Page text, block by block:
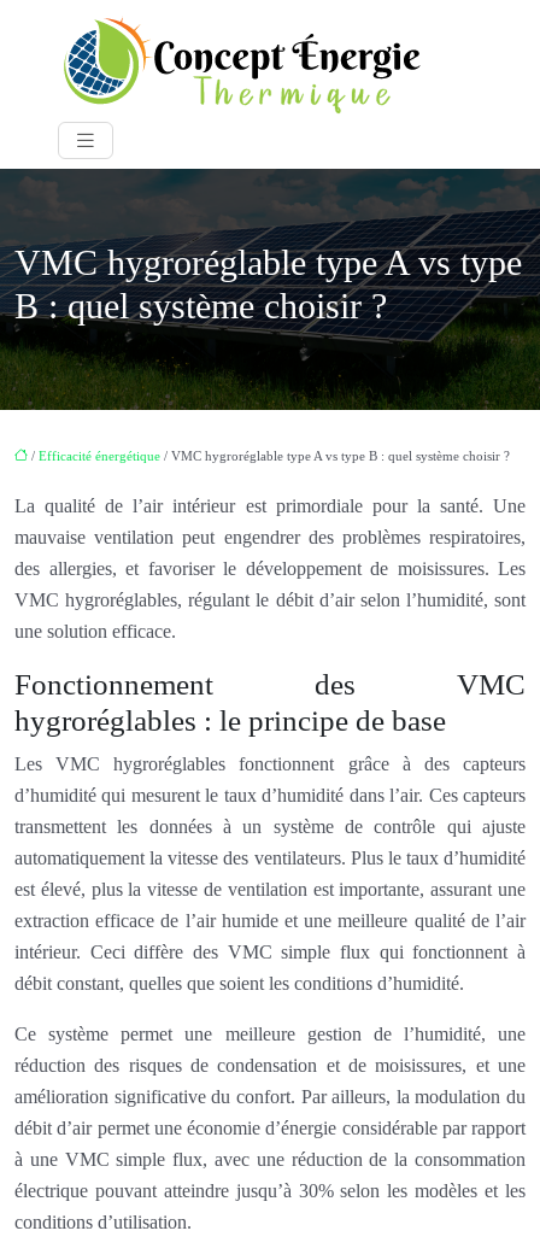
VMC hygroréglable type A vs type
B : quel système choisir ?
/ Efficacité énergétique / VMC hygroréglable type A vs type B : quel système choisir ?
La qualité de l’air intérieur est primordiale pour la santé. Une
mauvaise ventilation peut engendrer des problèmes respiratoires,
des allergies, et favoriser le développement de moisissures. Les
VMC hygroréglables, régulant le débit d’air selon l’humidité, sont
une solution efficace.
Fonctionnement des VMC
hygroréglables : le principe de base
Les VMC hygroréglables fonctionnent grâce à des capteurs
d’humidité qui mesurent le taux d’humidité dans l’air. Ces capteurs
transmettent les données à un système de contrôle qui ajuste
automatiquement la vitesse des ventilateurs. Plus le taux d’humidité
est élevé, plus la vitesse de ventilation est importante, assurant une
extraction efficace de l’air humide et une meilleure qualité de l’air
intérieur. Ceci diffère des VMC simple flux qui fonctionnent à
débit constant, quelles que soient les conditions d’humidité.
Ce système permet une meilleure gestion de l’humidité, une
réduction des risques de condensation et de moisissures, et une
amélioration significative du confort. Par ailleurs, la modulation du
débit d’air permet une économie d’énergie considérable par rapport
à une VMC simple flux, avec une réduction de la consommation
électrique pouvant atteindre jusqu’à 30% selon les modèles et les
conditions d’utilisation.